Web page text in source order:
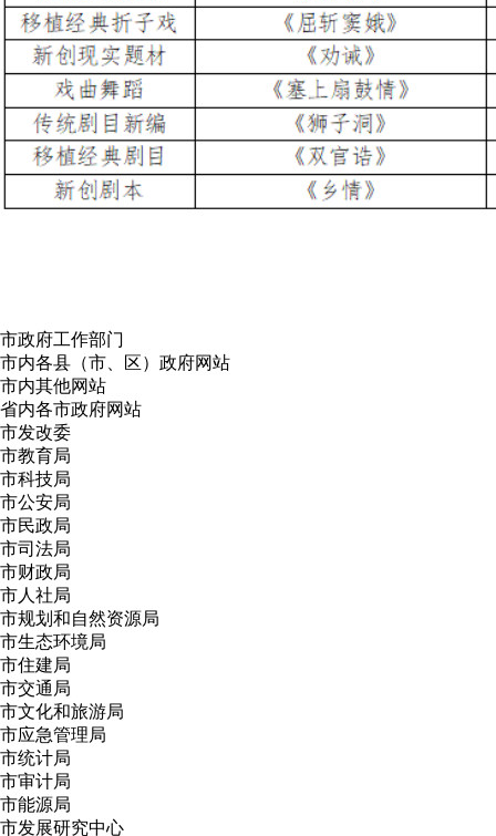
市政府工作部门
市内各县（市、区）政府网站
市内其他网站
省内各市政府网站
市发改委
市教育局
市科技局
市公安局
市民政局
市司法局
市财政局
市人社局
市规划和自然资源局
市生态环境局
市住建局
市交通局
市文化和旅游局
市应急管理局
市统计局
市审计局
市能源局
市发展研究中心